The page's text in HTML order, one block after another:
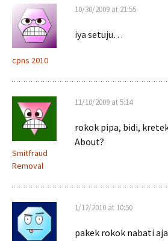
cpns 2010
10/30/2009 at 21:55
iya setuju…
Smitfraud
Removal
11/10/2009 at 5:14
rokok pipa, bidi,
About?
1/12/2010 at 10:50
pakek rokok nabati